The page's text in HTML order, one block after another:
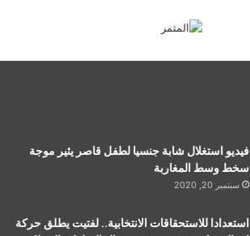
فيديو استغلال شابة جنسيا لطفل قاصر يثير موجة
سخط وسط المغاربة
سبتمبر 20, 2020
استعدادا للاستحقاقات الانتخابية.. لفتيت يطلق حركة